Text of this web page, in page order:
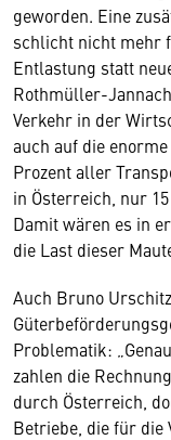
geworden. Eine
schlicht nicht mehr
Entlastung statt
Rothmüller-
Verkehr in der
auch auf die
Prozent aller
in Österreich, nur
Damit wären es in
die Last dieser
Auch Bruno
Problematik:
zahlen die
durch Österreich,
Betriebe, die für die